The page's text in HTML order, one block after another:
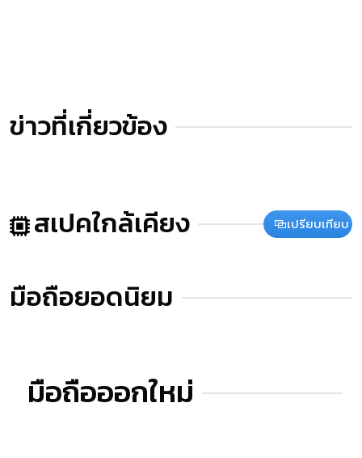
ข่าวที่เกี่ยวข้อง
สเปคใกล้เคียง เปรียบเทียบ
มือถือยอดนิยม
มือถือออกใหม่